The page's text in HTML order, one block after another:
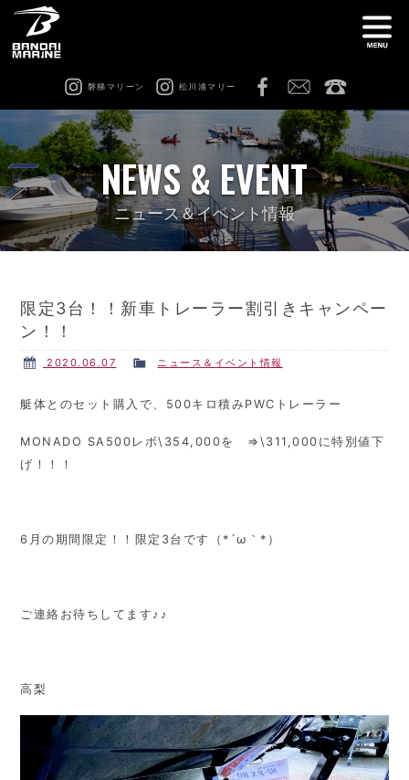
磐梯マリーン 松川浦マリー
船舶免許教室 在庫情報
レンタル 猪苗代ビーチサイドマリーナ
修理 & カスタム
NEWS & EVENT
ニュース＆イベント情報
限定3台！！新車トレーラー割引きキャンペー
ン！！
2020.06.07 ニュース＆イベント情報
艇体とのセット購入で、500キロ積みPWCトレーラー
MONADO SA500レボ\354,000を ⇒\311,000に特別値下
げ！！！
6月の期間限定！！限定3台です（*´ω｀*）
ご連絡お待ちしてます♪♪
高梨